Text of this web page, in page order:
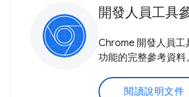
開發人員工具
Chrome 開發人員工
功能的完整參考資料。
閱讀說明文件